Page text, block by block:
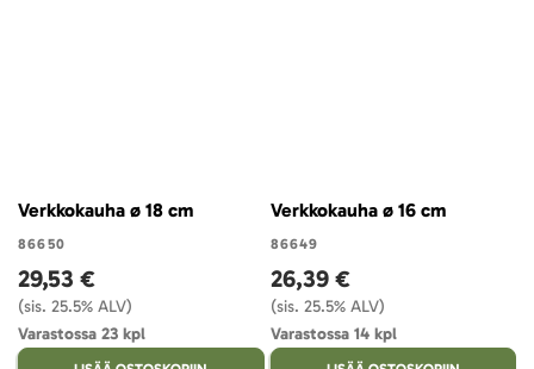
Verkkokauha ø 18 cm
86650
29,53 €
(sis. 25.5% ALV)
Varastossa 23 kpl
Verkkokauha ø 16 cm
86649
26,39 €
(sis. 25.5% ALV)
Varastossa 14 kpl